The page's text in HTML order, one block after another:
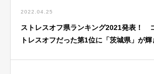
2022.04.25
ストレスオフ県ランキング2021発表！
トレスオフだった第1位に「茨城県」が輝